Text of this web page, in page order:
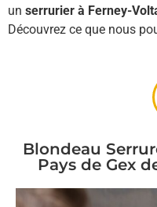
un serrurier à Ferney-
Découvrez ce que nous
Blondeau
Pays de Gex